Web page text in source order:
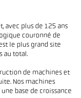
avec plus de 125 ans
couronné de
le plus grand site
au total.
de machines et
Nos machines
base de croissance